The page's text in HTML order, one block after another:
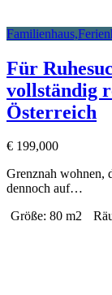
Für
vollständig
Österreich
€ 199,000
Grenznah wohnen,
dennoch auf…
Größe: 80 m2